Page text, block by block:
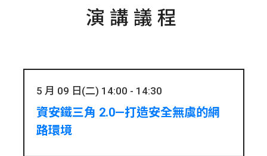
演講議程
5 月 09 日(二) 14:00 - 14:30
資安鐵三角 2.0—打造安全無虞的網
路環境